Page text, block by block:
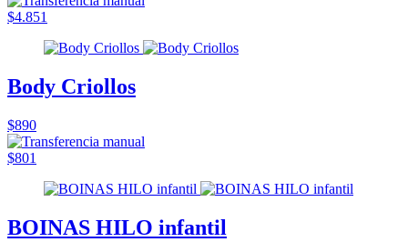
$4.851
Body Criollos
$890
$801
BOINAS HILO infantil